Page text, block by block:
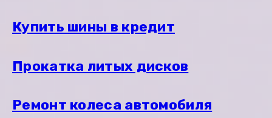
Купить шины в кредит
Прокатка литых дисков
Ремонт колеса автомобиля